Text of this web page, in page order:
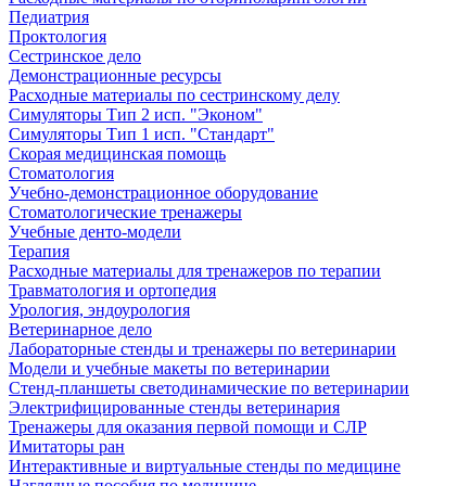
Педиатрия
Проктология
Сестринское дело
Демонстрационные ресурсы
Расходные материалы по сестринскому делу
Симуляторы Тип 2 исп. "Эконом"
Симуляторы Тип 1 исп. "Стандарт"
Скорая медицинская помощь
Стоматология
Учебно-демонстрационное оборудование
Стоматологические тренажеры
Учебные денто-модели
Терапия
Расходные материалы для тренажеров по терапии
Травматология и ортопедия
Урология, эндоурология
Ветеринарное дело
Лабораторные стенды и тренажеры по ветеринарии
Модели и учебные макеты по ветеринарии
Стенд-планшеты светодинамические по ветеринарии
Электрифицированные стенды ветеринария
Тренажеры для оказания первой помощи и СЛР
Имитаторы ран
Интерактивные и виртуальные стенды по медицине